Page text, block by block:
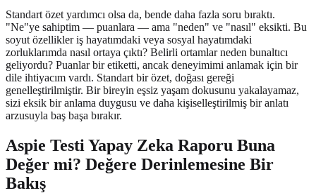
Standart özet yardımcı olsa da, bende daha fazla soru bıraktı.
"Ne"ye sahiptim — puanlara — ama "neden" ve "nasıl" eksikti. Bu
soyut özellikler iş hayatımdaki veya sosyal hayatımdaki
zorluklarımda nasıl ortaya çıktı? Belirli ortamlar neden bunaltıcı
geliyordu? Puanlar bir etiketti, ancak deneyimimi anlamak için bir
dile ihtiyacım vardı. Standart bir özet, doğası gereği
genelleştirilmiştir. Bir bireyin eşsiz yaşam dokusunu yakalayamaz,
sizi eksik bir anlama duygusu ve daha kişiselleştirilmiş bir anlatı
arzusuyla baş başa bırakır.
Aspie Testi Yapay Zeka Raporu Buna
Değer mi? Değere Derinlemesine Bir
Bakış